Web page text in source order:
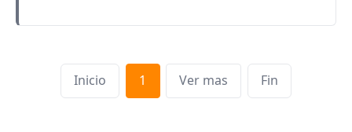
Inicio 1 Ver mas Fin